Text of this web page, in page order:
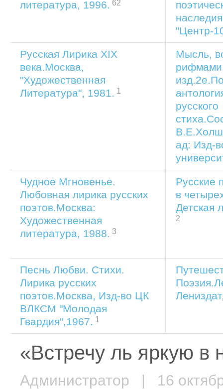
литература, 1996. 62
"Центр-
Русская Лирика XIX
века.Москва,
"Художественная
Литература", 1981. 1
Мысль,
русского
ад: Изд-
Чудное Мгновенье.
Любовная лирика русских
поэтов.Москва:
Художественная
литература, 1988. 3
Русские
в
Детская
2
Песнь Любви. Стихи.
Лирика русских
поэтов.Москва, Изд-во ЦК
ВЛКСМ "Молодая
Гвардия",1967. 1
«Встречу ль яркую
Администратор | 16